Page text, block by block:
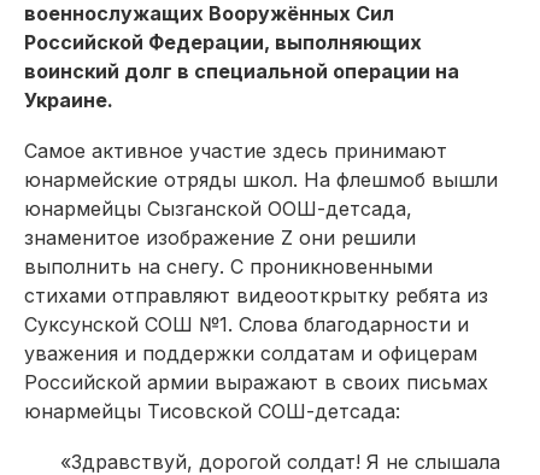
военнослужащих Вооружённых Сил
Российской Федерации, выполняющих
воинский долг в специальной операции на
Украине.
Самое активное участие здесь принимают
юнармейские отряды школ. На флешмоб вышли
юнармейцы Сызганской ООШ-детсада,
знаменитое изображение Z они решили
выполнить на снегу. С проникновенными
стихами отправляют видеооткрытку ребята из
Суксунской СОШ №1. Слова благодарности и
уважения и поддержки солдатам и офицерам
Российской армии выражают в своих письмах
юнармейцы Тисовской СОШ-детсада:
«Здравствуй, дорогой солдат! Я не слышала